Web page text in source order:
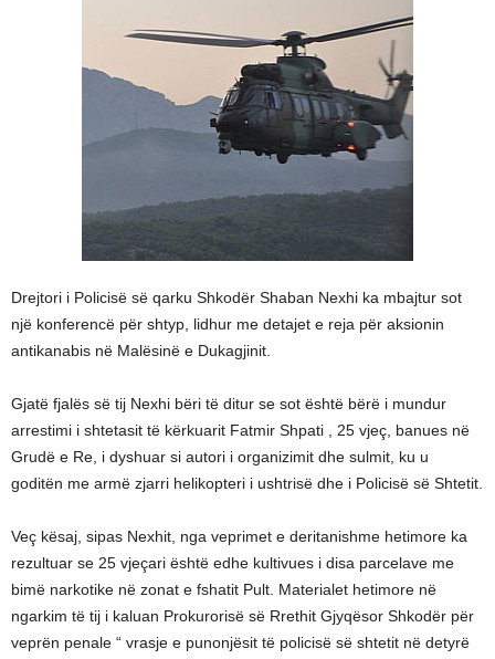
Drejtori i Policisë së qarku Shkodër Shaban Nexhi ka mbajtur sot
një konferencë për shtyp, lidhur me detajet e reja për aksionin
antikanabis në Malësinë e Dukagjinit.
Gjatë fjalës së tij Nexhi bëri të ditur se sot është bërë i mundur
arrestimi i shtetasit të kërkuarit Fatmir Shpati , 25 vjeç, banues në
Grudë e Re, i dyshuar si autori i organizimit dhe sulmit, ku u
goditën me armë zjarri helikopteri i ushtrisë dhe i Policisë së Shtetit.
Veç kësaj, sipas Nexhit, nga veprimet e deritanishme hetimore ka
rezultuar se 25 vjeçari është edhe kultivues i disa parcelave me
bimë narkotike në zonat e fshatit Pult. Materialet hetimore në
ngarkim të tij i kaluan Prokurorisë së Rrethit Gjyqësor Shkodër për
veprën penale “ vrasje e punonjësit të policisë së shtetit në detyrë